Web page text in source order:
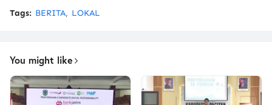
Tags: BERITA LOKAL
You might like